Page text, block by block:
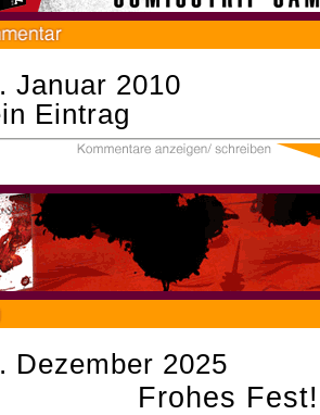
Januar 2010
Eintrag
Dezember 2025
Frohes Fest!